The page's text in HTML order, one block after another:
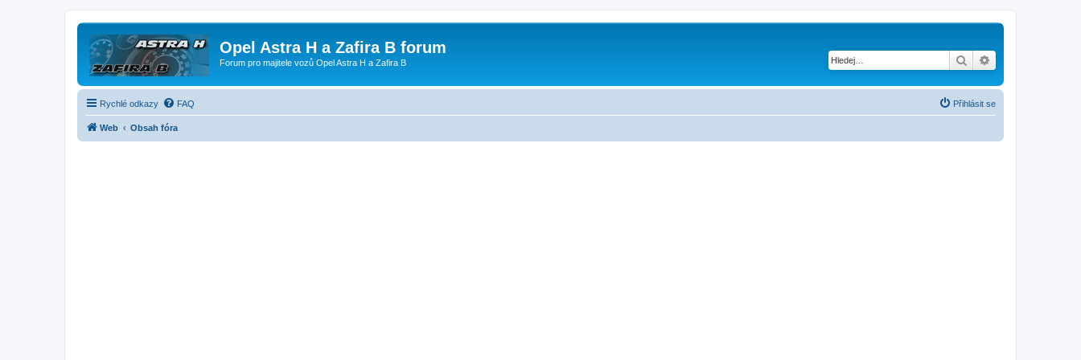
Opel Astra H a Zafira B forum
Forum pro majitele vozů Opel Astra H a Zafira B Hledat
Rychlé odkazy FAQ Přihlásit se
Web Obsah fóra